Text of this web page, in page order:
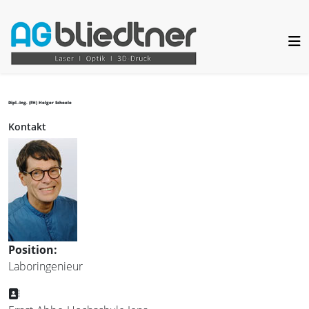
Dipl.-Ing. (FH) Holger Schoele
Kontakt
Position:
Laboringenieur
Adresse